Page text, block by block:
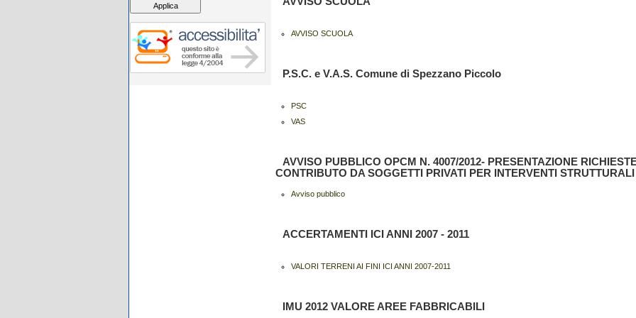
AVVISO SCUOLA
P.S.C. e V.A.S. Comune di Spezzano Piccolo
PSC
VAS
AVVISO PUBBLICO OPCM N. 4007/2012- PRESENTAZIONE
CONTRIBUTO DA SOGGETTI PRIVATI PER INTERVENTI STRUTTURALI
Avviso pubblico
ACCERTAMENTI ICI ANNI 2007 - 2011
VALORI TERRENI AI FINI ICI ANNI 2007-2011
IMU 2012 VALORE AREE FABBRICABILI